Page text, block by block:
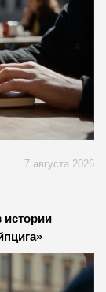
7 августа 2026